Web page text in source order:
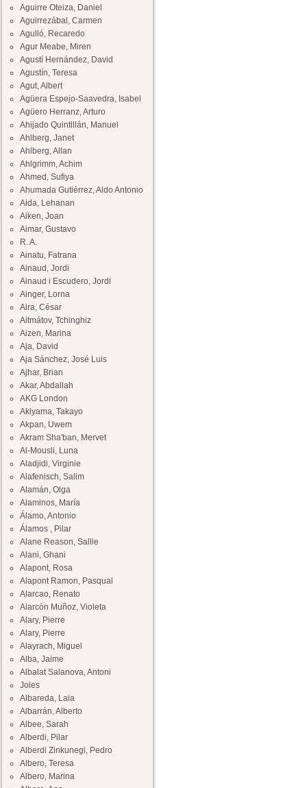
Aguirre Oteiza, Daniel
Aguirrezábal, Carmen
Agulló, Recaredo
Agur Meabe, Miren
Agustí Hernández, David
Agustín, Teresa
Agut, Albert
Agüera Espejo-Saavedra, Isabel
Agüero Herranz, Arturo
Ahijado Quintillán, Manuel
Ahlberg, Janet
Ahlberg, Allan
Ahlgrimm, Achim
Ahmed, Sufiya
Ahumada Gutiérrez, Aldo Antonio
Aida, Lehanan
Aiken, Joan
Aimar, Gustavo
R. A.
Ainatu, Fatrana
Ainaud, Jordi
Ainaud i Escudero, Jordi
Ainger, Lorna
Aira, César
Aitmátov, Tchinghiz
Aizen, Marina
Aja, David
Aja Sánchez, José Luis
Ajhar, Brian
Akar, Abdallah
AKG London
Akiyama, Takayo
Akpan, Uwem
Akram Sha'ban, Mervet
Al-Mousli, Luna
Aladjidi, Virginie
Alafenisch, Salim
Alamán, Olga
Alaminos, María
Álamo, Antonio
Álamos , Pilar
Alane Reason, Sallie
Alani, Ghani
Alapont, Rosa
Alapont Ramon, Pasqual
Alarcao, Renato
Alarcón Muñoz, Violeta
Alary, Pierre
Alary, Pierre
Alayrach, Miguel
Alba, Jaime
Albalat Salanova, Antoni
Joles
Albareda, Laia
Albarrán, Alberto
Albee, Sarah
Alberdi, Pilar
Alberdi Zinkunegi, Pedro
Albero, Teresa
Albero, Marina